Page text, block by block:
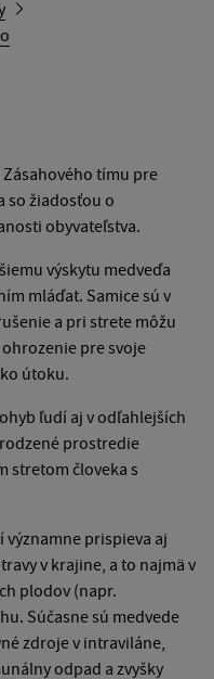
tímu pre
so žiadosťou o
obyvateľstva.
výskytu medveďa
mláďat. Samice sú v
a pri strete môžu
pre svoje
útoku.
ľudí aj v odľahlejších
prostredie
stretom človeka s
prispieva aj
v krajine, a to najmä v
plodov (napr.
Súčasne sú medvede
zdroje v intraviláne,
odpad a zvyšky